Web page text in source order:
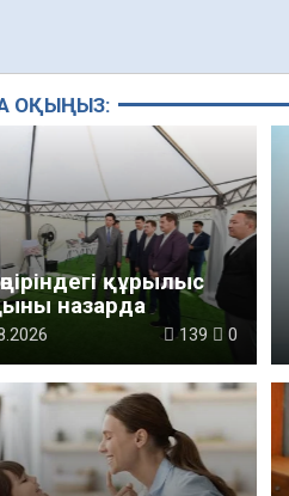
ОҚЫҢЫЗ:
құрылыс
назарда
139 0